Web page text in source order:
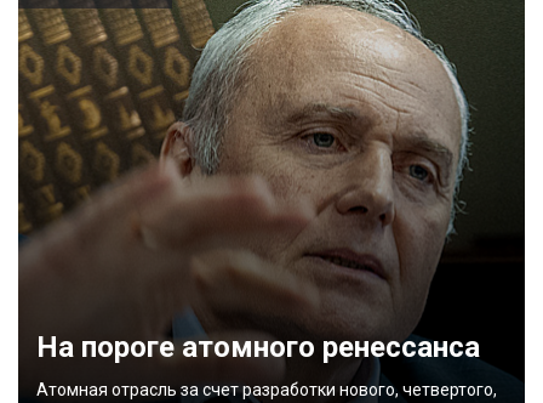
На пороге атомного ренессанса
Атомная отрасль за счет разработки нового, четвертого,